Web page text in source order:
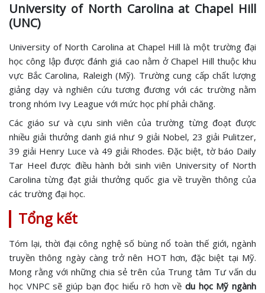
University of North Carolina at Chapel Hill
(UNC)
University of North Carolina at Chapel Hill là một trường đại
học công lập được đánh giá cao nằm ở Chapel Hill thuộc khu
vực Bắc Carolina, Raleigh (Mỹ). Trường cung cấp chất lượng
giảng dạy và nghiên cứu tương đương với các trường nằm
trong nhóm Ivy League với mức học phí phải chăng.
Các giáo sư và cựu sinh viên của trường từng đoạt được
nhiều giải thưởng danh giá như 9 giải Nobel, 23 giải Pulitzer,
39 giải Henry Luce và 49 giải Rhodes. Đặc biệt, tờ báo Daily
Tar Heel được điều hành bởi sinh viên University of North
Carolina từng đạt giải thưởng quốc gia về truyền thông của
các trường đại học.
Tổng kết
Tóm lại, thời đại công nghệ số bùng nổ toàn thế giới, ngành
truyền thông ngày càng trở nên HOT hơn, đặc biệt tại Mỹ.
Mong rằng với những chia sẻ trên của Trung tâm Tư vấn du
học VNPC sẽ giúp bạn đọc hiểu rõ hơn về du học Mỹ ngành